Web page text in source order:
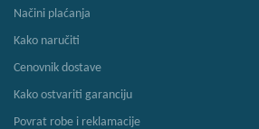
Načini plaćanja
Kako naručiti
Cenovnik dostave
Kako ostvariti garanciju
Povrat robe i reklamacije